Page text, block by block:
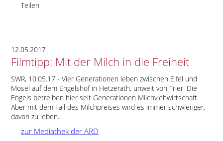
Teilen
12.05.2017
Filmtipp: Mit der Milch in die Freiheit
SWR, 10.05.17 - Vier Generationen leben zwischen Eifel und
Mosel auf dem Engelshof in Hetzerath, unweit von Trier. Die
Engels betreiben hier seit Generationen Milchviehwirtschaft.
Aber mit dem Fall des Milchpreises wird es immer schwieriger,
davon zu leben.
zur Mediathek der ARD